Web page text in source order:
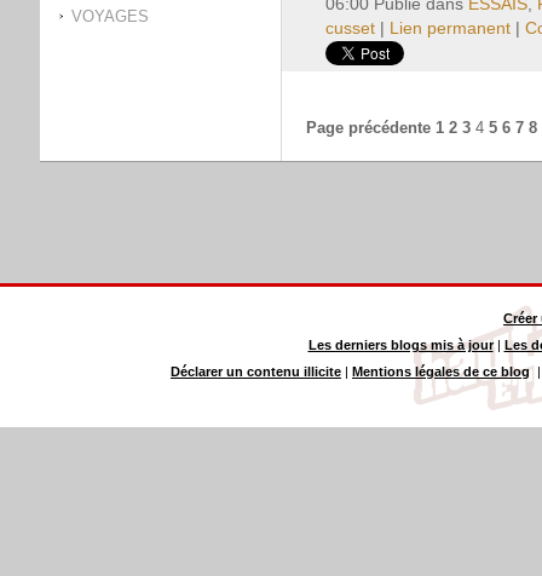
VOYAGES
06:00 Publié dans ESSAIS,
cusset| Lien permanent|
Page précédente 1 2 3 4 5 6 7 8
Créer
Les derniers blogs mis à jour|
Les
Déclarer un contenu illicite
Mentions légales de ce blog